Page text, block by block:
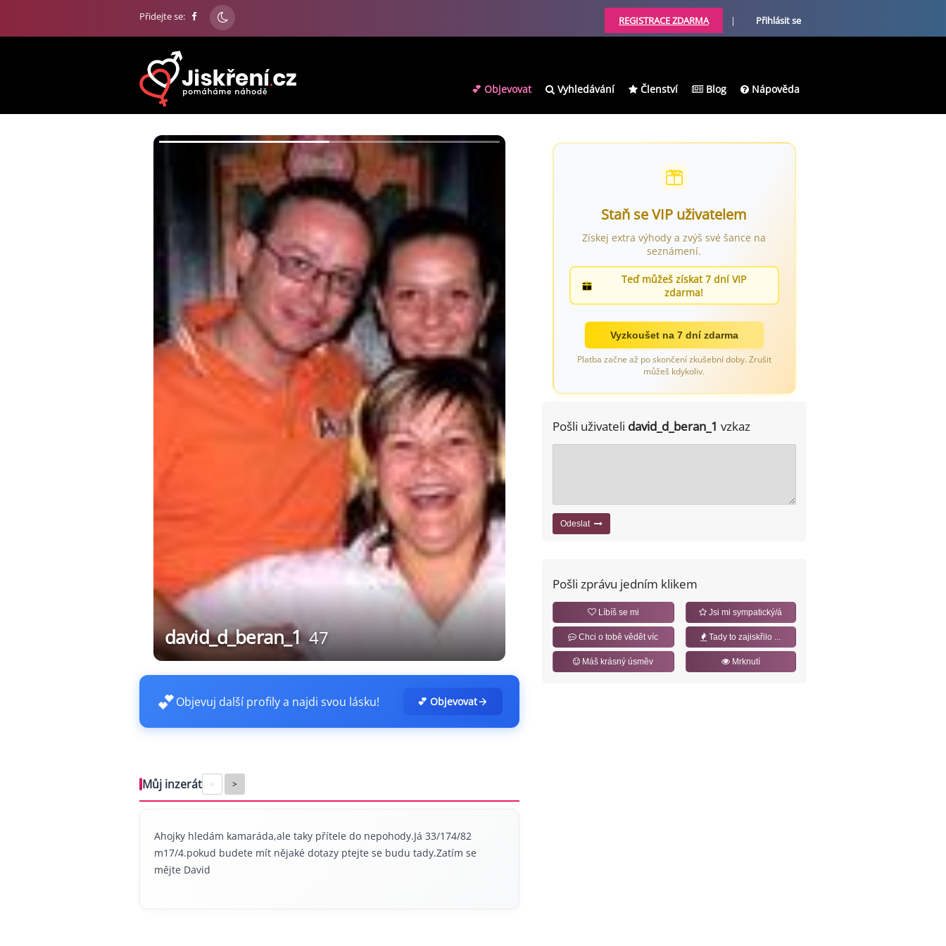
Přidejte se: REGISTRACE ZDARMA | Přihlásit se
💕 Objevovat Vyhledávání Členství Blog Nápověda
david_d_beran_1 47
💕Objevuj další profily a najdi svou lásku! 💕 Objevovat
Můj inzerát < >
Ahojky hledám kamaráda,ale taky přítele do nepohody.Já 33/174/82
m17/4.pokud budete mít nějaké dotazy ptejte se budu tady.Zatím se
mějte David
Staň se VIP uživatelem
Získej extra výhody a zvýš své šance na
seznámení.
Teď můžeš získat 7 dní VIP
zdarma!
Vyzkoušet na 7 dní zdarma
Platba začne až po skončení zkušební doby. Zrušit
můžeš kdykoliv.
Pošli uživateli david_d_beran_1 vzkaz
Odeslat
Pošli zprávu jedním klikem
Líbíš se mi Jsi mi sympatický/á
Chci o tobě vědět víc Tady to zajiskřilo ...
Máš krásný úsměv Mrknutí